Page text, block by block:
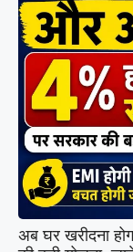
अब घर खरीदना